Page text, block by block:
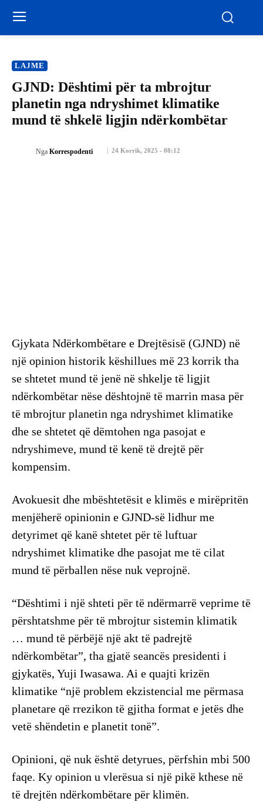
LAJME
GJND: Dështimi për ta mbrojtur
planetin nga ndryshimet klimatike
mund të shkelë ligjin ndërkombëtar
24 Korrik, 2025 - 08:12
Nga Korrespodenti
Gjykata Ndërkombëtare e Drejtësisë (GJND) në
një opinion historik këshillues më 23 korrik tha
se shtetet mund të jenë në shkelje të ligjit
ndërkombëtar nëse dështojnë të marrin masa për
të mbrojtur planetin nga ndryshimet klimatike
dhe se shtetet që dëmtohen nga pasojat e
ndryshimeve, mund të kenë të drejtë për
kompensim.
Avokuesit dhe mbështetësit e klimës e mirëpritën
menjëherë opinionin e GJND-së lidhur me
detyrimet që kanë shtetet për të luftuar
ndryshimet klimatike dhe pasojat me të cilat
mund të përballen nëse nuk veprojnë.
“Dështimi i një shteti për të ndërmarrë veprime të
përshtatshme për të mbrojtur sistemin klimatik
… mund të përbëjë një akt të padrejtë
ndërkombëtar”, tha gjatë seancës presidenti i
gjykatës, Yuji Iwasawa. Ai e quajti krizën
klimatike “një problem ekzistencial me përmasa
planetare që rrezikon të gjitha format e jetës dhe
vetë shëndetin e planetit tonë”.
Opinioni, që nuk është detyrues, përfshin mbi 500
faqe. Ky opinion u vlerësua si një pikë kthese në
të drejtën ndërkombëtare për klimën.